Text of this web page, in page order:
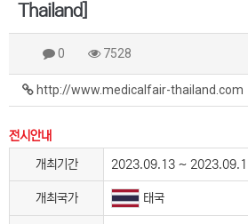
Thailand]
0 7528
http://www.medicalfair-thailand.com
전시안내
개최기간
2023.09.13 ~
개최국가 태국